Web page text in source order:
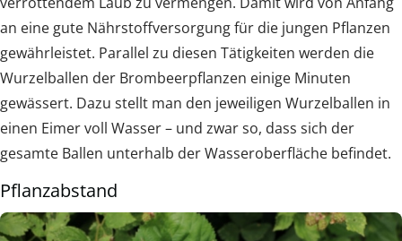
an eine gute Nährstoffversorgung für die jungen Pflanzen
gewährleistet. Parallel zu diesen Tätigkeiten werden die
Wurzelballen der Brombeerpflanzen einige Minuten
gewässert. Dazu stellt man den jeweiligen Wurzelballen in
einen Eimer voll Wasser – und zwar so, dass sich der
gesamte Ballen unterhalb der Wasseroberfläche befindet.
Pflanzabstand